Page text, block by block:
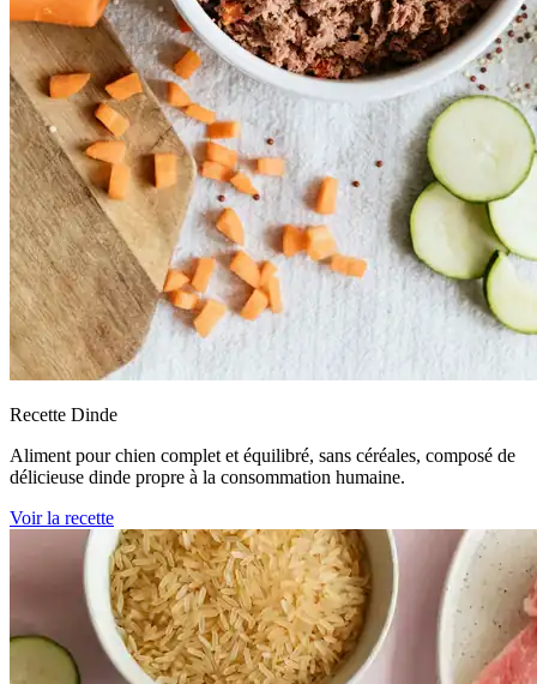
Recette Dinde
Aliment pour chien complet et équilibré, sans céréales, composé de
délicieuse dinde propre à la consommation humaine.
Voir la recette